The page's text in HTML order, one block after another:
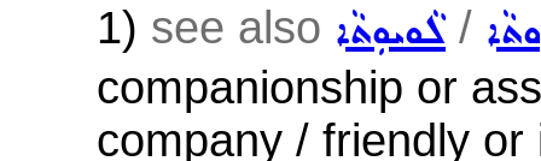
1) see also ܠܵܘܝܘܼܬܵܐ/
companionship or
company / friendly